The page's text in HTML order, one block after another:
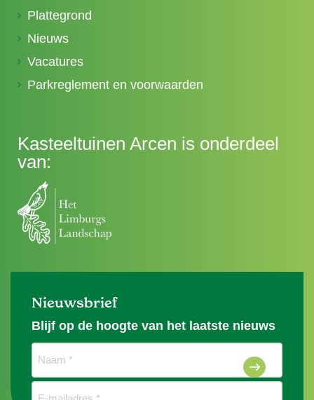
Plattegrond
Nieuws
Vacatures
Parkreglement en voorwaarden
Kasteeltuinen Arcen is onderdeel
van:
Nieuwsbrief
Blijf op de hoogte van het laatste nieuws